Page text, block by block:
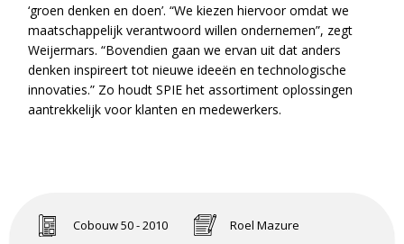
‘groen denken en doen’. “We kiezen hiervoor omdat we
maatschappelijk verantwoord willen ondernemen”, zegt
Weijermars. “Bovendien gaan we ervan uit dat anders
denken inspireert tot nieuwe ideeën en technologische
innovaties.” Zo houdt SPIE het assortiment oplossingen
aantrekkelijk voor klanten en medewerkers.
Cobouw 50 - 2010
Roel Mazure